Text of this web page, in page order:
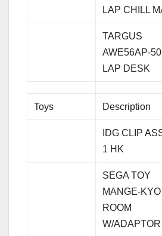
LAP CHILL
TARGUS
AWE56AP-50
LAP DESK
Toys Description
IDG CLIP
1 HK
SEGA TOY
MANGE-KYO
ROOM
W/ADAPTOR